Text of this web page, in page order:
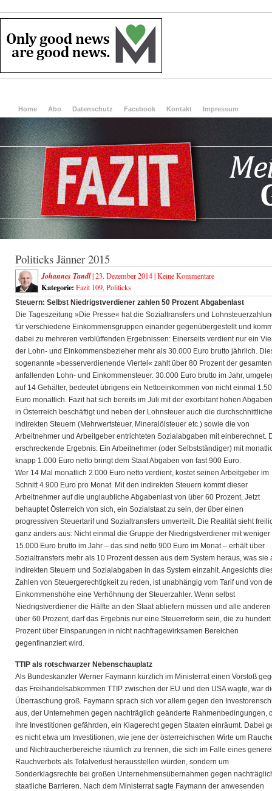
Home Abo Datenschutz Facebook Kontakt Impressum
Politicks Jänner 2015
Johannes Tandl| 23. Dezember 2014 |Keine Kommentare
Kategorie: Fazit 109, Politicks
Steuern: Selbst Niedrigstverdiener zahlen 50 Prozent Abgabenlast
Die Tageszeitung »Die Presse« hat die Sozialtransfers und
für verschiedene Einkommensgruppen einander gegenübergestellt und
dabei zu mehreren verblüffenden Ergebnissen: Einerseits verdient nur ein
der Lohn- und Einkommensbezieher mehr als 30.000 Euro brutto jährlich.
sogenannte »besserverdienende Viertel« zahlt über 80 Prozent der gesamten
anfallenden Lohn- und Einkommensteuer. 30.000 Euro brutto im Jahr,
auf 14 Gehälter, bedeutet übrigens ein Nettoeinkommen von nicht einmal
Euro monatlich. Fazit hat sich bereits im Juli mit der exorbitant hohen
in Österreich beschäftigt und neben der Lohnsteuer auch die
indirekten Steuern (Mehrwertsteuer, Mineralölsteuer etc.) sowie die von
Arbeitnehmer und Arbeitgeber entrichteten Sozialabgaben mit einberechnet.
erschreckende Ergebnis: Ein Arbeitnehmer (oder Selbstständiger) mit
knapp 1.000 Euro netto bringt dem Staat Abgaben von fast 900 Euro.
Wer 14 Mal monatlich 2.000 Euro netto verdient, kostet seinen Arbeitgeber im
Schnitt 4.900 Euro pro Monat. Mit den indirekten Steuern kommt dieser
Arbeitnehmer auf die unglaubliche Abgabenlast von über 60 Prozent. Jetzt
behauptet Österreich von sich, ein Sozialstaat zu sein, der über einen
progressiven Steuertarif und Sozialtransfers umverteilt. Die Realität sieht
ganz anders aus: Nicht einmal die Gruppe der Niedrigstverdiener mit weniger
15.000 Euro brutto im Jahr – das sind netto 900 Euro im Monat – erhält über
Sozialtransfers mehr als 10 Prozent dessen aus dem System heraus, was sie
indirekten Steuern und Sozialabgaben in das System einzahlt. Angesichts
Zahlen von Steuergerechtigkeit zu reden, ist unabhängig vom Tarif und von
Einkommenshöhe eine Verhöhnung der Steuerzahler. Wenn selbst
Niedrigstverdiener die Hälfte an den Staat abliefern müssen und alle anderen
über 60 Prozent, darf das Ergebnis nur eine Steuerreform sein, die zu hundert
Prozent über Einsparungen in nicht nachfragewirksamen Bereichen
gegenfinanziert wird.
TTIP als rotschwarzer Nebenschauplatz
Als Bundeskanzler Werner Faymann kürzlich im Ministerrat einen Vorstoß
das Freihandelsabkommen TTIP zwischen der EU und den USA wagte, war
Überraschung groß. Faymann sprach sich vor allem gegen den
aus, der Unternehmen gegen nachträglich geänderte Rahmenbedingungen,
ihre Investitionen gefährden, ein Klagerecht gegen Staaten einräumt. Dabei
es nicht etwa um Investitionen, wie jene der österreichischen Wirte um
und Nichtraucherbereiche räumlich zu trennen, die sich im Falle eines
Rauchverbots als Totalverlust herausstellen würden, sondern um
Sonderklagsrechte bei großen Unternehmensübernahmen gegen
staatliche Barrieren. Nach dem Ministerrat sagte Faymann der anwesenden